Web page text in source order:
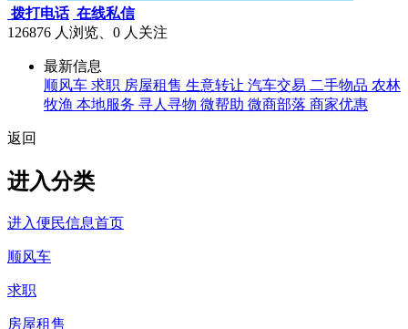
拨打电话 在线私信
126876 人浏览、0 人关注
最新信息
顺风车 求职 房屋租售 生意转让 汽车交易 二手物品 农林
牧渔 本地服务 寻人寻物 微帮助 微商部落 商家优惠
返回
进入分类
进入便民信息首页
顺风车
求职
房屋租售